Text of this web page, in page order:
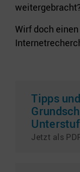
Wirf doch
Tipps
Jetzt als